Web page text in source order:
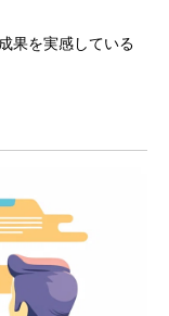
果を実感している